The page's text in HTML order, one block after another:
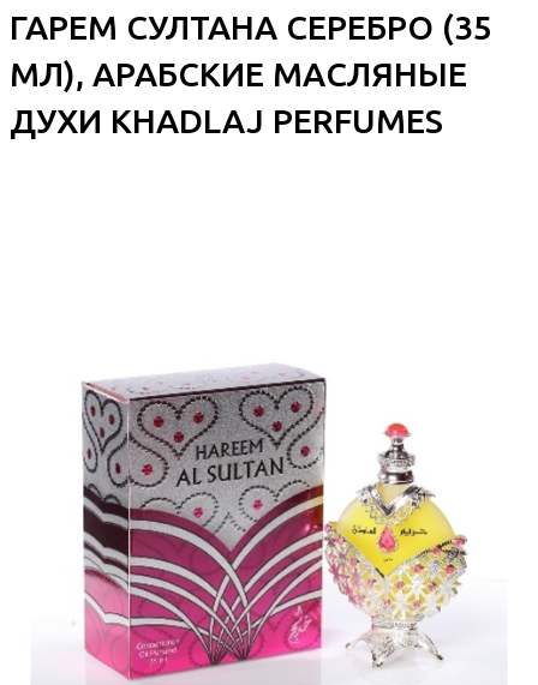
ГАРЕМ СУЛТАНА СЕРЕБРО (35
МЛ), АРАБСКИЕ МАСЛЯНЫЕ
ДУХИ KHADLAJ PERFUMES